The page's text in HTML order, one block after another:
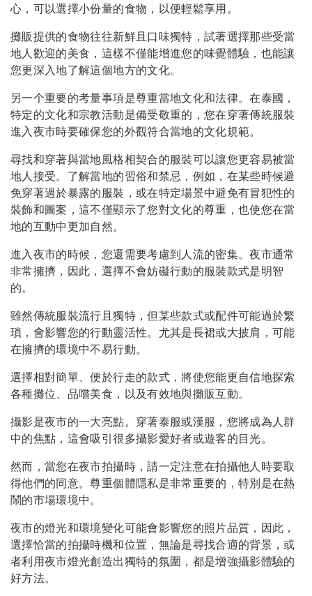
心，可以選擇小份量的食物，以便輕鬆享用。
攤販提供的食物往往新鮮且口味獨特，試著選擇那些受當
地人歡迎的美食，這樣不僅能增進您的味覺體驗，也能讓
您更深入地了解這個地方的文化。
另一个重要的考量事項是尊重當地文化和法律。在泰國，
特定的文化和宗教活動是備受敬重的，您在穿著傳統服裝
進入夜市時要確保您的外觀符合當地的文化規範。
尋找和穿著與當地風格相契合的服裝可以讓您更容易被當
地人接受。了解當地的習俗和禁忌，例如，在某些時候避
免穿著過於暴露的服裝，或在特定場景中避免有冒犯性的
裝飾和圖案，這不僅顯示了您對文化的尊重，也使您在當
地的互動中更加自然。
進入夜市的時候，您還需要考慮到人流的密集。夜市通常
非常擁擠，因此，選擇不會妨礙行動的服裝款式是明智
的。
雖然傳統服裝流行且獨特，但某些款式或配件可能過於繁
瑣，會影響您的行動靈活性。尤其是長裙或大披肩，可能
在擁擠的環境中不易行動。
選擇相對簡單、便於行走的款式，將使您能更自信地探索
各種攤位、品嚐美食，以及有效地與攤販互動。
攝影是夜市的一大亮點。穿著泰服或漢服，您將成為人群
中的焦點，這會吸引很多攝影愛好者或遊客的目光。
然而，當您在夜市拍攝時，請一定注意在拍攝他人時要取
得他們的同意。尊重個體隱私是非常重要的，特別是在熱
鬧的市場環境中。
夜市的燈光和環境變化可能會影響您的照片品質，因此，
選擇恰當的拍攝時機和位置，無論是尋找合適的背景，或
者利用夜市燈光創造出獨特的氛圍，都是增強攝影體驗的
好方法。